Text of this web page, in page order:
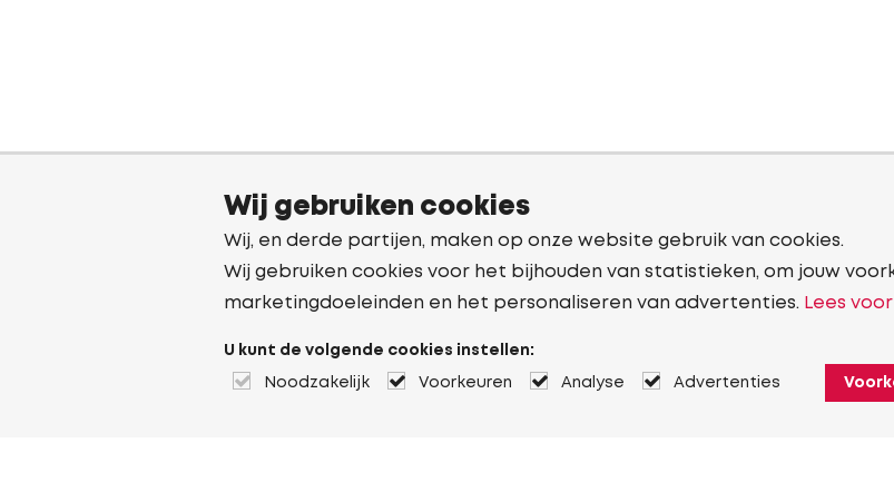
Wij gebruiken cookies
Wij, en derde partijen, maken op onze website gebruik van cookies.
Wij gebruiken cookies voor het bijhouden van statistieken, om jouw
marketingdoeleinden en het personaliseren van advertenties. Lees
U kunt de volgende cookies instellen:
Noodzakelijk Voorkeuren Analyse Advertenties